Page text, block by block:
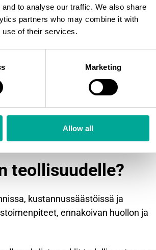
to analyse our traffic. We also share
partners who may combine it with
use of their services.
Marketing
Allow all
sekä kuitupitoisen ilman
vaihteleviin prosessiolosuhteisiin.
päästöihin.
Lämpötilat voivat
hygieniastandardit ja
räjähdyskelpoisia seoksia
suunnittelussa.
teollisuudelle?
kustannussäästöissä ja
ennakoivan huollon ja